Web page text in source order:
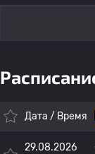
Дата / Время
29.08.2026